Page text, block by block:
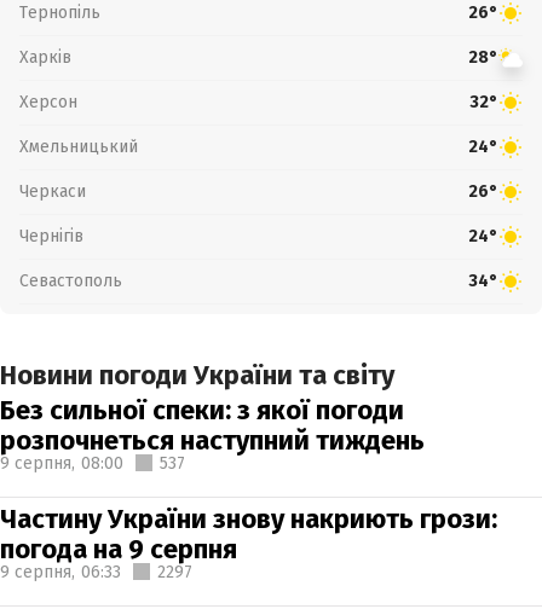
Тернопіль 26°
Харків 28°
Херсон 32°
Хмельницький 24°
Черкаси 26°
Чернігів 24°
Севастополь 34°
Новини погоди України та світу
Без сильної спеки: з якої погоди
розпочнеться наступний тиждень
9 серпня, 08:00 537
Частину України знову накриють грози:
погода на 9 серпня
9 серпня, 06:33 2297